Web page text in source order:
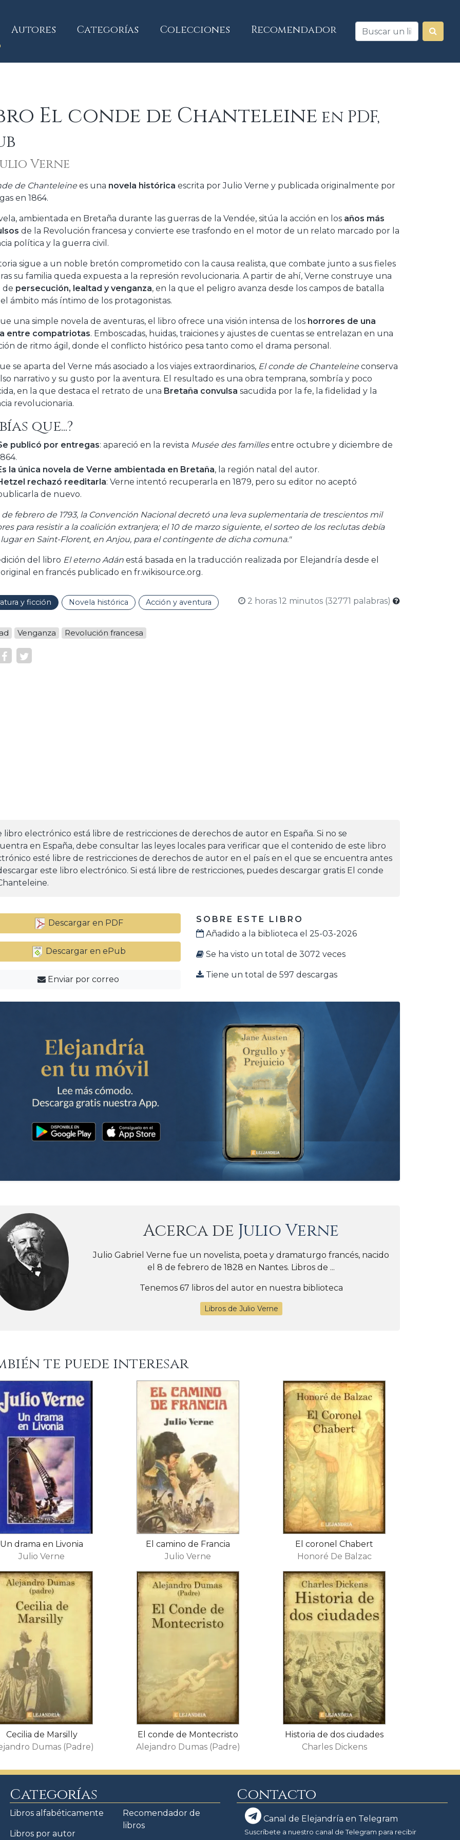
Autores Categorías Colecciones Recomendador
El conde de Chanteleine en PDF,
Verne
de Chanteleine es una novela histórica escrita por Julio Verne y publicada originalmente por
en 1864.
ambientada en Bretaña durante las guerras de la Vendée, sitúa la acción en los años más
de la Revolución francesa y convierte ese trasfondo en el motor de un relato marcado por la
política y la guerra civil.
sigue a un noble bretón comprometido con la causa realista, que combate junto a sus fieles
su familia queda expuesta a la represión revolucionaria. A partir de ahí, Verne construye una
de persecución, lealtad y venganza, en la que el peligro avanza desde los campos de batalla
ámbito más íntimo de los protagonistas.
una simple novela de aventuras, el libro ofrece una visión intensa de los horrores de una
entre compatriotas. Emboscadas, huidas, traiciones y ajustes de cuentas se entrelazan en una
de ritmo ágil, donde el conflicto histórico pesa tanto como el drama personal.
se aparta del Verne más asociado a los viajes extraordinarios, El conde de Chanteleine conserva
narrativo y su gusto por la aventura. El resultado es una obra temprana, sombría y poco
en la que destaca el retrato de una Bretaña convulsa sacudida por la fe, la fidelidad y la
revolucionaria.
que...?
publicó por entregas: apareció en la revista Musée des famillesentre octubre y diciembre de
la única novela de Verne ambientada en Bretaña, la región natal del autor.
rechazó reeditarla: Verne intentó recuperarla en 1879, pero su editor no aceptó
de nuevo.
de febrero de 1793, la Convención Nacional decretó una leva suplementaria de trescientos mil
para resistir a la coalición extranjera; el 10 de marzo siguiente, el sorteo de los reclutas debía
en Saint-Florent, en Anjou, para el contingente de dicha comuna."
del libro El eterno Adán está basada en la traducción realizada por Elejandría desde el
en francés publicado en fr.wikisource.org.
y ficción Novela histórica Acción y aventura 2 horas 12 minutos (32771 palabras)
Venganza Revolución francesa
libro electrónico está libre de restricciones de derechos de autor en España. Si no se
en España, debe consultar las leyes locales para verificar que el contenido de este libro
esté libre de restricciones de derechos de autor en el país en el que se encuentra antes
este libro electrónico. Si está libre de restricciones, puedes descargar gratis El conde
Descargar en PDF
Descargar en ePub
Enviar por correo
SOBRE ESTE LIBRO
Añadido a la biblioteca el 25-03-2026
Se ha visto un total de 3072 veces
Tiene un total de 597 descargas
Acerca de Julio Verne
Julio Gabriel Verne fue un novelista, poeta y dramaturgo francés, nacido
el 8 de febrero de 1828 en Nantes. Libros de ...
Tenemos 67 libros del autor en nuestra biblioteca
Libros de Julio Verne
te puede interesar
Un drama en Livonia
Julio Verne
El camino de Francia
Julio Verne
El coronel Chabert
Honoré De Balzac
Cecilia de Marsilly
Dumas (Padre)
El conde de Montecristo
Alejandro Dumas (Padre)
Historia de dos ciudades
Charles Dickens
Categorías
Libros alfabéticamente
Libros por autor
Recomendador de
libros
Contacto
Canal de Elejandría en Telegram
Suscríbete a nuestro canal de Telegram para recibir